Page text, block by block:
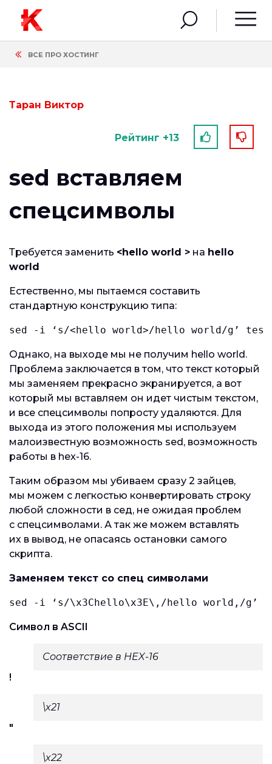
ВСЕ ПРО ХОСТИНГ
Таран Виктор
Рейтинг +13
sed вставляем
спецсимволы
Требуется заменить <hello world > на hello
world
Естественно, мы пытаемся составить
стандартную конструкцию типа:
sed -i ‘s/<hello world>/hello world/g’
Однако, на выходе мы не получим hello world.
Проблема заключается в том, что текст который
мы заменяем прекрасно экранируется, а вот
который мы вставляем он идет чистым текстом,
и все спецсимволы попросту удаляются. Для
выхода из этого положения мы используем
малоизвестную возможность sed, возможность
работы в hex-16.
Таким образом мы убиваем сразу 2 зайцев,
мы можем с легкостью конвертировать строку
любой сложности в сед, не ожидая проблем
с спецсимволами. А так же можем вставлять
их в вывод, не опасаясь остановки самого
скрипта.
Заменяем текст со спец символами
sed -i ‘s/\x3Chello\x3E\,/hello world,/g’
Символ в ASCII
Соответствие в HEX-16
!
\x21
"
\x22